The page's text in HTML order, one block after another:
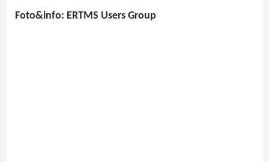
Foto&info: ERTMS Users Group